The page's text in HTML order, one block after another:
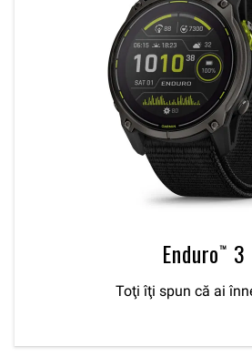
Enduro™ 3
Toţi îţi spun că ai